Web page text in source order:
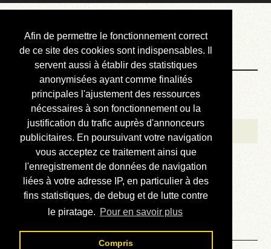
Afin de permettre le fonctionnement correct
de ce site des cookies sont indispensables. Il
servent aussi à établir des statistiques
anonymisées ayant comme finalités
principales l'ajustement des ressources
nécessaires à son fonctionnement ou la
justification du trafic auprès d'annonceurs
publicitaires. En poursuivant votre navigation
vous acceptez ce traitement ainsi que
l'enregistrement de données de navigation
liées à votre adresse IP, en particulier à des
fins statistiques, de debug et de lutte contre
le piratage. Pour en savoir plus
Compris
Courbis, « LE »
Blog Officiel
Bienvenue
Réalisations
Divers (et d’été)
Annonces
Liens externes
Téléchargement
Contact